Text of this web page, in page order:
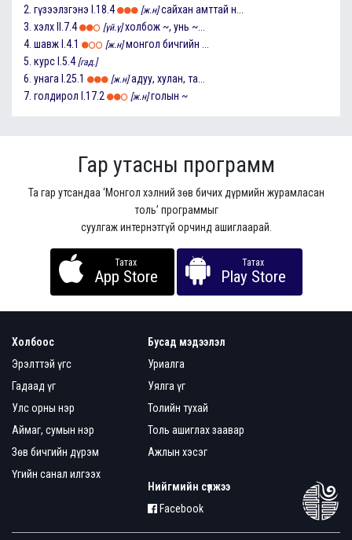
2. гүзээлзгэнэ I.18.4 [ж.н] сайхан амттай н...
3. хэлх II.7.4 [үй.ү] холбож ~, унь ~...
4. шавж I.4.1 [ж.н] монгол бичгийн ...
5. курс I.5.4 [гад.]
6. унага I.25.1 [ж.н] адуу, хулан, та...
7. голдирол I.17.2 [ж.н] голын ~
Гар утасны программ
Та гар утсандаа ‘Монгол хэлний зөв бичих дүрмийн журамласан
толь’ программыг
суулгаж интернэтгүй орчинд ашиглаарай.
Татах
App Store
Татах
Play Store
Холбоос
Эрэлттэй үгс
Гадаад үг
Улс орны нэр
Аймаг, сумын нэр
Зөв бичгийн дүрэм
Үгийн санал илгээх
Бусад мэдээлэл
Уриалга
Уялга үг
Толийн тухай
Толь ашиглах заавар
Ажлын хэсэг
Нийгмийн сүлжээ
Facebook